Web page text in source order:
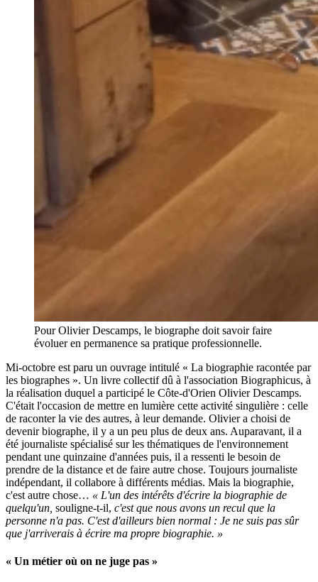
Pour Olivier Descamps, le biographe doit savoir faire
évoluer en permanence sa pratique professionnelle.
Mi-octobre est paru un ouvrage intitulé « La biographie racontée par
les biographes ». Un livre collectif dû à l'association Biographicus, à
la réalisation duquel a participé le Côte-d'Orien Olivier Descamps.
C'était l'occasion de mettre en lumière cette activité singulière : celle
de raconter la vie des autres, à leur demande. Olivier a choisi de
devenir biographe, il y a un peu plus de deux ans. Auparavant, il a
été journaliste spécialisé sur les thématiques de l'environnement
pendant une quinzaine d'années puis, il a ressenti le besoin de
prendre de la distance et de faire autre chose. Toujours journaliste
indépendant, il collabore à différents médias. Mais la biographie,
c'est autre chose… « L'un des intérêts d'écrire la biographie de
quelqu'un, souligne-t-il, c'est que nous avons un recul que la
personne n'a pas. C'est d'ailleurs bien normal : Je ne suis pas sûr
que j'arriverais à écrire ma propre biographie. »
« Un métier où on ne juge pas »